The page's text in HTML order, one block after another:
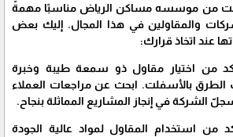
من موسسه مساكن الرياض مناسبًا مهمةً
والمقاولين في هذا المجال. إليك بعض
عند اتخاذ قرارك:
من اختيار مقاول ذو سمعة طيبة وخبرة
بالأسفلت. ابحث عن مراجعات العملاء
الشركة في إنجاز المشاريع المماثلة بنجاح.
من استخدام المقاول لمواد عالية الجودة